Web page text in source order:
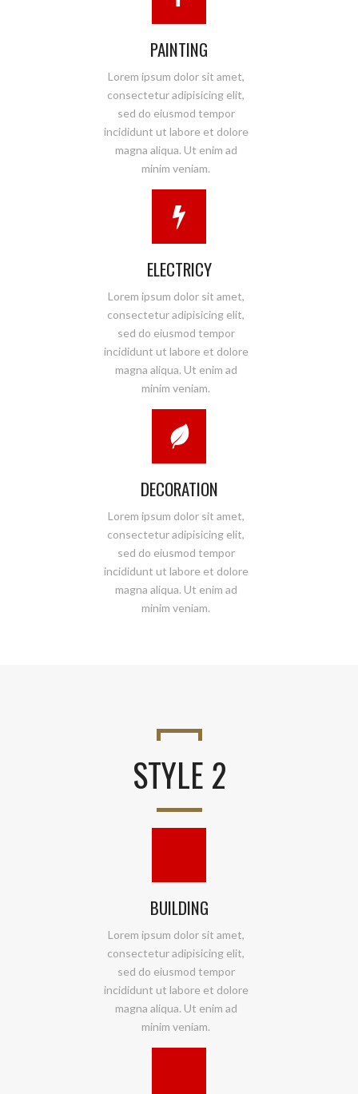
PAINTING
Lorem ipsum dolor sit amet,
consectetur adipisicing elit,
sed do eiusmod tempor
incididunt ut labore et dolore
magna aliqua. Ut enim ad
minim veniam.
ELECTRICY
Lorem ipsum dolor sit amet,
consectetur adipisicing elit,
sed do eiusmod tempor
incididunt ut labore et dolore
magna aliqua. Ut enim ad
minim veniam.
DECORATION
Lorem ipsum dolor sit amet,
consectetur adipisicing elit,
sed do eiusmod tempor
incididunt ut labore et dolore
magna aliqua. Ut enim ad
minim veniam.
STYLE 2
BUILDING
Lorem ipsum dolor sit amet,
consectetur adipisicing elit,
sed do eiusmod tempor
incididunt ut labore et dolore
magna aliqua. Ut enim ad
minim veniam.